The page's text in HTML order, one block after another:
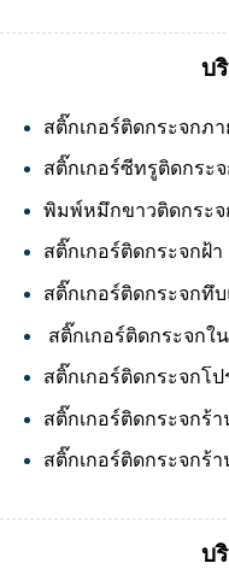
บ
สติ๊กเกอร์ติดกระจกภ
สติ๊กเกอร์ซีทรูติดกระ
พิมพ์หมึกขาวติดกระจ
สติ๊กเกอร์ติดกระจกฝ้า
สติ๊กเกอร์ติดกระจกทึบ
สติ๊กเกอร์ติดกระจกใ
สติ๊กเกอร์ติดกระจกโป
สติ๊กเกอร์ติดกระจกร้
สติ๊กเกอร์ติดกระจกร้
บ